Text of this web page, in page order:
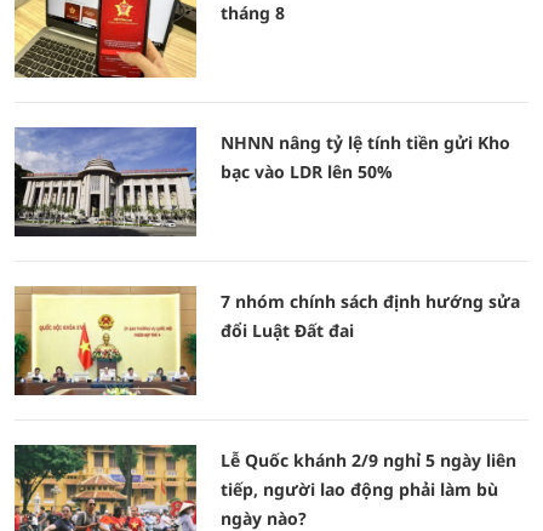
tháng 8
NHNN nâng tỷ lệ tính tiền gửi Kho
bạc vào LDR lên 50%
7 nhóm chính sách định hướng sửa
đổi Luật Đất đai
Lễ Quốc khánh 2/9 nghỉ 5 ngày liên
tiếp, người lao động phải làm bù
ngày nào?